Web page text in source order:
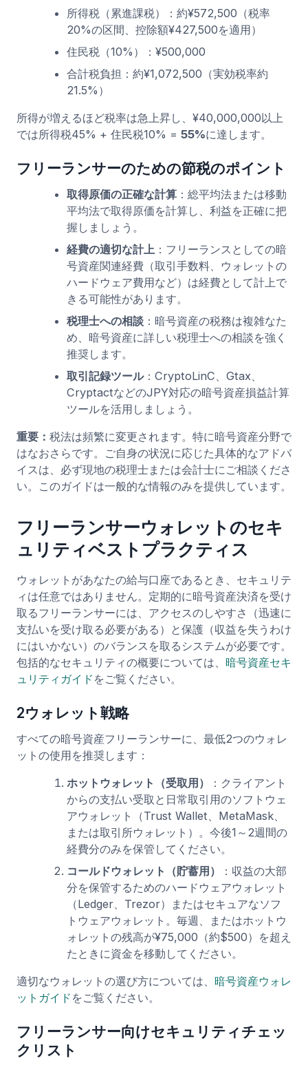
所得税（累進課税）：約¥572,500（税率
20%の区間、控除額¥427,500を適用）
住民税（10%）：¥500,000
合計税負担：約¥1,072,500（実効税率約
21.5%）
所得が増えるほど税率は急上昇し、¥40,000,000以上
では所得税45% + 住民税10% = 55%に達します。
フリーランサーのための節税のポイント
取得原価の正確な計算：総平均法または移動
平均法で取得原価を計算し、利益を正確に把
握しましょう。
経費の適切な計上 ：フリーランスとしての暗
号資産関連経費（取引手数料、ウォレットの
ハードウェア費用など）は経費として計上で
きる可能性があります。
税理士への相談：暗号資産の税務は複雑なた
め、暗号資産に詳しい税理士への相談を強く
推奨します。
取引記録ツール：CryptoLinC、Gtax、
CryptactなどのJPY対応の暗号資産損益計算
ツールを活用しましょう。
重要： 税法は頻繁に変更されます。特に暗号資産分野で
はなおさらです。ご自身の状況に応じた具体的なアドバ
イスは、必ず現地の税理士または会計士にご相談くださ
い。このガイドは一般的な情報のみを提供しています。
フリーランサーウォレットのセキ
ュリティベストプラクティス
ウォレットがあなたの給与口座であるとき、セキュリテ
ィは任意ではありません。定期的に暗号資産決済を受け
取るフリーランサーには、アクセスのしやすさ（迅速に
支払いを受け取る必要がある）と保護（収益を失うわけ
にはいかない）のバランスを取るシステムが必要です。
包括的なセキュリティの概要については、 暗号資産セキ
ュリティガイド をご覧ください。
2ウォレット戦略
すべての暗号資産フリーランサーに、最低2つのウォレ
ットの使用を推奨します：
ホットウォレット（受取用）
：クライアント
からの支払い受取と日常取引用のソフトウェ
アウォレット（Trust Wallet、MetaMask、
または取引所ウォレット）。今後1～2週間の
経費分のみを保管してください。
コールドウォレット（貯蓄用）
：収益の大部
分を保管するためのハードウェアウォレット
（Ledger、Trezor）またはセキュアなソフ
トウェアウォレット。毎週、またはホットウ
ォレットの残高が¥75,000（約$500）を超え
たときに資金を移動してください。
適切なウォレットの選び方については、 暗号資産ウォレ
ットガイド をご覧ください。
フリーランサー向けセキュリティチェッ
クリスト